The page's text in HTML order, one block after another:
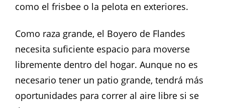
como el frisbee o la pelota en exteriores.
Como raza grande, el Boyero de Flandes
necesita suficiente espacio para moverse
libremente dentro del hogar. Aunque no es
necesario tener un patio grande, tendrá más
oportunidades para correr al aire libre si se